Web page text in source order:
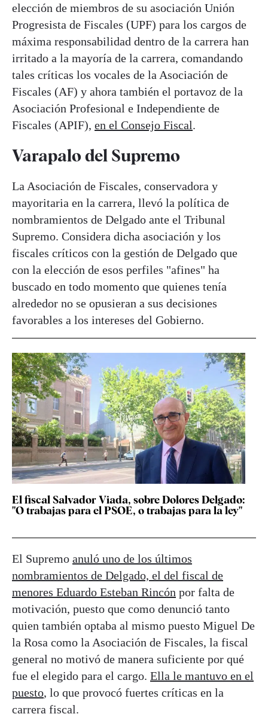
elección de miembros de su asociación Unión
Progresista de Fiscales (UPF) para los cargos de
máxima responsabilidad dentro de la carrera han
irritado a la mayoría de la carrera, comandando
tales críticas los vocales de la Asociación de
Fiscales (AF) y ahora también el portavoz de la
Asociación Profesional e Independiente de
Fiscales (APIF), en el Consejo Fiscal.
Varapalo del Supremo
La Asociación de Fiscales, conservadora y
mayoritaria en la carrera, llevó la política de
nombramientos de Delgado ante el Tribunal
Supremo. Considera dicha asociación y los
fiscales críticos con la gestión de Delgado que
con la elección de esos perfiles "afines" ha
buscado en todo momento que quienes tenía
alrededor no se opusieran a sus decisiones
favorables a los intereses del Gobierno.
El fiscal Salvador Viada, sobre Dolores Delgado:
"O trabajas para el PSOE, o trabajas para la ley"
El Supremo anuló uno de los últimos
nombramientos de Delgado, el del fiscal de
menores Eduardo Esteban Rincón por falta de
motivación, puesto que como denunció tanto
quien también optaba al mismo puesto Miguel De
la Rosa como la Asociación de Fiscales, la fiscal
general no motivó de manera suficiente por qué
fue el elegido para el cargo. Ella le mantuvo en el
puesto, lo que provocó fuertes críticas en la
carrera fiscal.